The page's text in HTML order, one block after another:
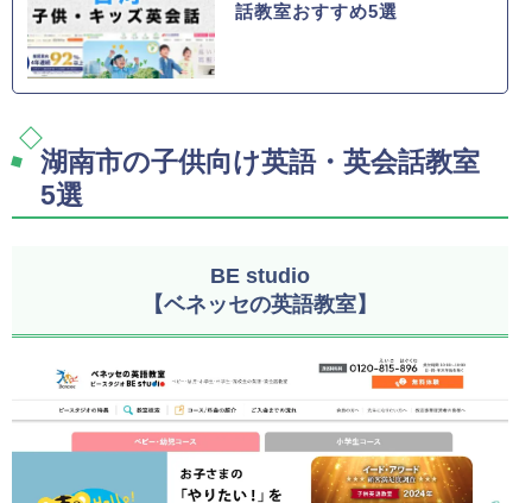
話教室おすすめ5選
湖南市の子供向け英語・英会話教室
5選
BE studio
【ベネッセの英語教室】